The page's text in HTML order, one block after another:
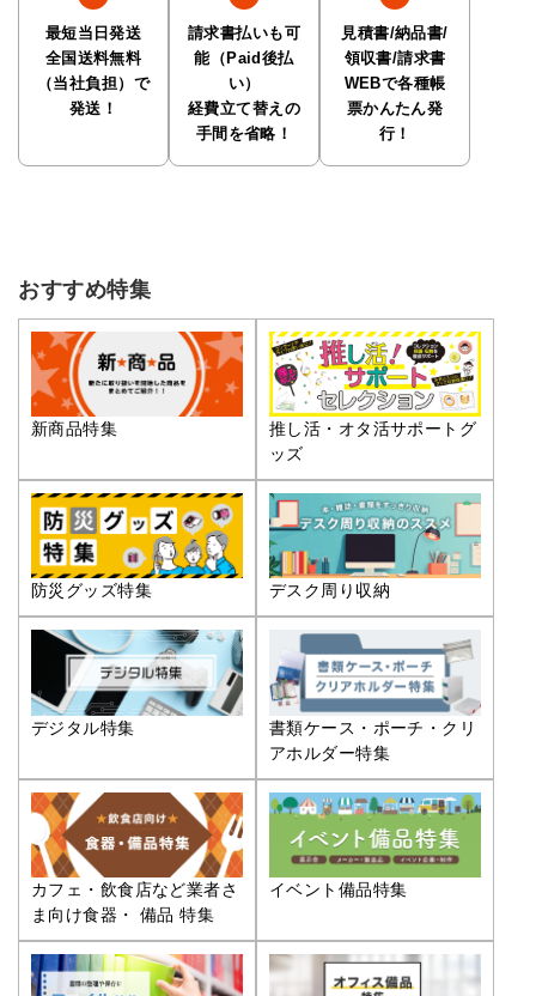
最短当日発送
全国送料無料
（当社負担）で
発送！
請求書払いも可
能（Paid後払
い）
経費立て替えの
手間を省略！
見積書/納品書/
領収書/請求書
WEBで各種帳
票かんたん発
行！
おすすめ特集
新商品特集
推し活・オタ活サポートグ
ッズ
防災グッズ特集 デスク周り収納
デジタル特集
書類ケース・ポーチ・クリ
アホルダー特集
カフェ・飲食店など業者さ
ま向け食器・ 備品 特集
イベント備品特集